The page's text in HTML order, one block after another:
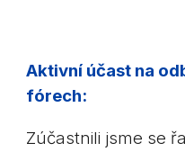
Aktivní účast na
fórech:
Zúčastnili jsme se